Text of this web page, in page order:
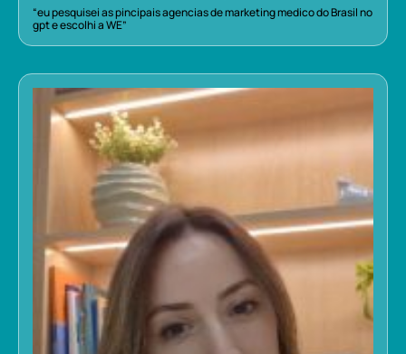
“eu pesquisei as pincipais agencias de marketing medico do Brasil no
gpt e escolhi a WE”